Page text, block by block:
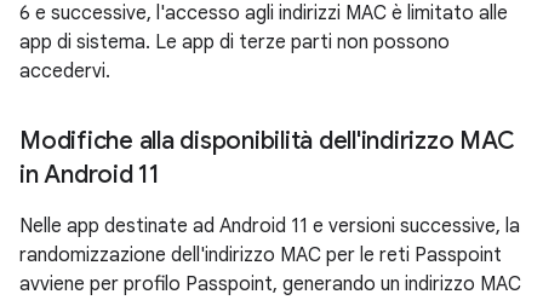
6 e successive, l'accesso agli indirizzi MAC è limitato alle
app di sistema. Le app di terze parti non possono
accedervi.
Modifiche alla disponibilità dell'indirizzo MAC
in Android 11
Nelle app destinate ad Android 11 e versioni successive, la
randomizzazione dell'indirizzo MAC per le reti Passpoint
avviene per profilo Passpoint, generando un indirizzo MAC